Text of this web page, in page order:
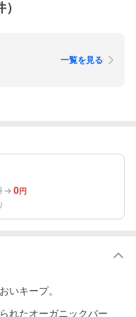
）
一覧を見る
0円
いキープ。
れたオーガニックバー